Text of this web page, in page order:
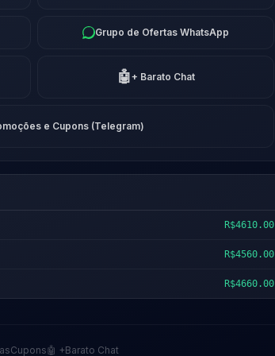
Grupo de Ofertas WhatsApp
🤖+ Barato Chat
e Cupons (Telegram)
R$4610.00
R$4560.00
R$4660.00
Cupons🤖 +Barato Chat